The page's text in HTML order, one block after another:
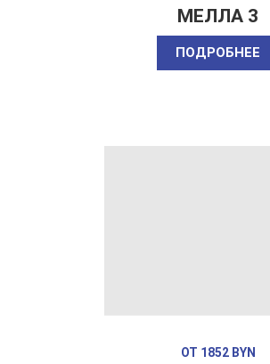
МЕЛЛА 3
ПОДРОБНЕЕ
ОТ 1852 BYN